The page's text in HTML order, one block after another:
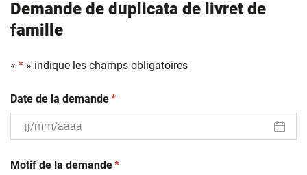
Demande de duplicata de livret de
famille
« * » indique les champs obligatoires
Date de la demande(obligatoire)
*
slash
Motif de la demande(obligatoire)
*